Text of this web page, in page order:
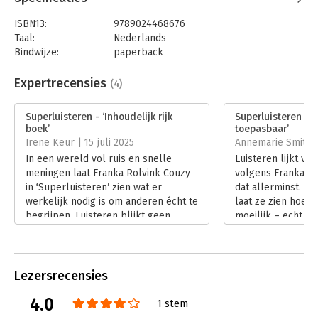
ISBN13:
9789024468676
Taal:
Nederlands
Bindwijze:
paperback
Uitgever:
Boom
Verschijningsdatum:
15-4-2025
Hoofdrubriek: Algemeen management Leiderschap
Expertrecensies (4)
Superluisteren - ‘Inhoudelijk rijk
boek’
Irene Keur | 15 juli 2025
In een wereld vol ruis en snelle
meningen laat Franka Rolvink Couzy
in ‘Superluisteren’ zien wat er
werkelijk nodig is om anderen écht te
begrijpen. Luisteren blijkt geen
praktische én persoonlijke waarde
Lees verder
Superluisteren -
toepasbaar’
Annemarie Smits
Luisteren lijkt
volgens Franka
dat allerminst. In
laat ze zien hoe
moeilijk – echt
Lezersrecensies
4.0 1 stem